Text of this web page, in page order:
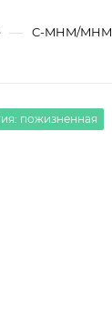
— C-MHM/MHM
пожизненная